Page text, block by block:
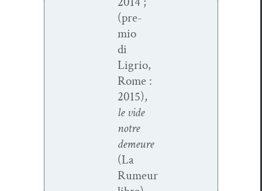
(pre­
mio
di
Ligrio,
Rome :
2015),
le vide
notre
demeure
(La
Rumeur